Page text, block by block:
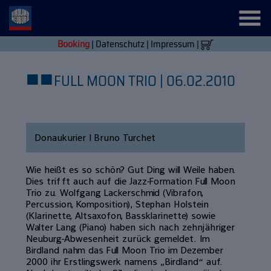
Booking| Datenschutz| Impressum |
■■FULL MOON TRIO | 06.02.2010
Donaukurier | Bruno Turchet
Wie heißt es so schön? Gut Ding will Weile haben.
Dies trifft auch auf die Jazz-Formation Full Moon
Trio zu. Wolfgang Lackerschmid (Vibrafon,
Percussion, Komposition), Stephan Holstein
(Klarinette, Altsaxofon, Bassklarinette) sowie
Walter Lang (Piano) haben sich nach zehnjähriger
Neuburg-Abwesenheit zurück gemeldet. Im
Birdland nahm das Full Moon Trio im Dezember
2000 ihr Erstlingswerk namens „Birdland“ auf.